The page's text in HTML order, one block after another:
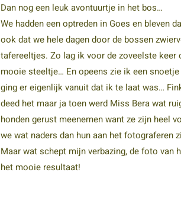
Dan nog een leuk avontuurtje in het bos…
We hadden een optreden in Goes en bleven
ook dat we hele dagen door de bossen
tafereeltjes. Zo lag ik voor de zoveelste
mooie steeltje… En opeens zie ik een
ging er eigenlijk vanuit dat ik te laat was…
deed het maar ja toen werd Miss Bera wat
honden gerust meenemen want ze zijn heel
we wat naders dan hun aan het fotograferen
Maar wat schept mijn verbazing, de foto
het mooie resultaat!